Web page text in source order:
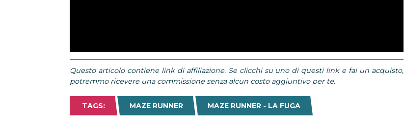
Questo articolo contiene link di affiliazione. Se clicchi su uno di questi link e fai un acquisto,
potremmo ricevere una commissione senza alcun costo aggiuntivo per te.
TAGS: MAZE RUNNER MAZE RUNNER - LA FUGA